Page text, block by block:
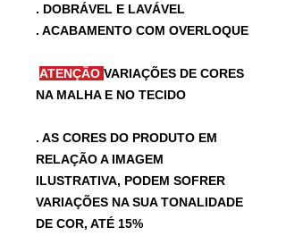
. DOBRÁVEL E LAVÁVEL
. ACABAMENTO COM OVERLOQUE
ATENÇÃO VARIAÇÕES DE CORES
NA MALHA E NO TECIDO
. AS CORES DO PRODUTO EM
RELAÇÃO A IMAGEM
ILUSTRATIVA, PODEM SOFRER
VARIAÇÕES NA SUA TONALIDADE
DE COR, ATÉ 15%